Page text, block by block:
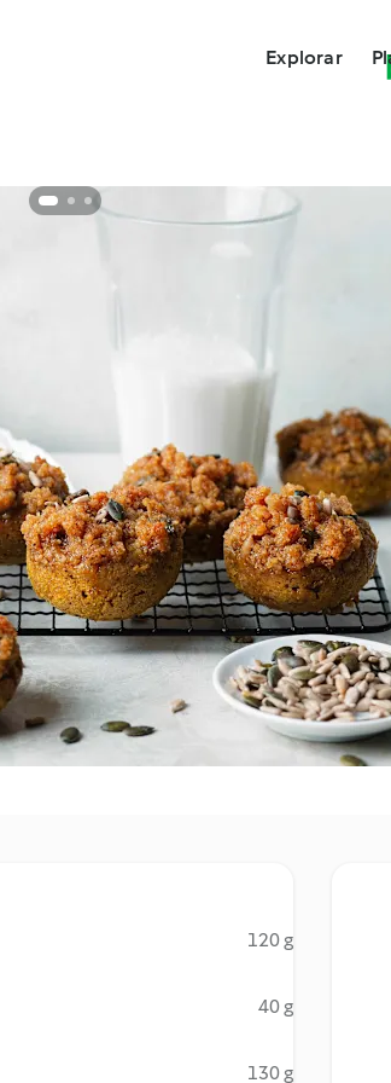
Explorar
120 g
40 g
130 g